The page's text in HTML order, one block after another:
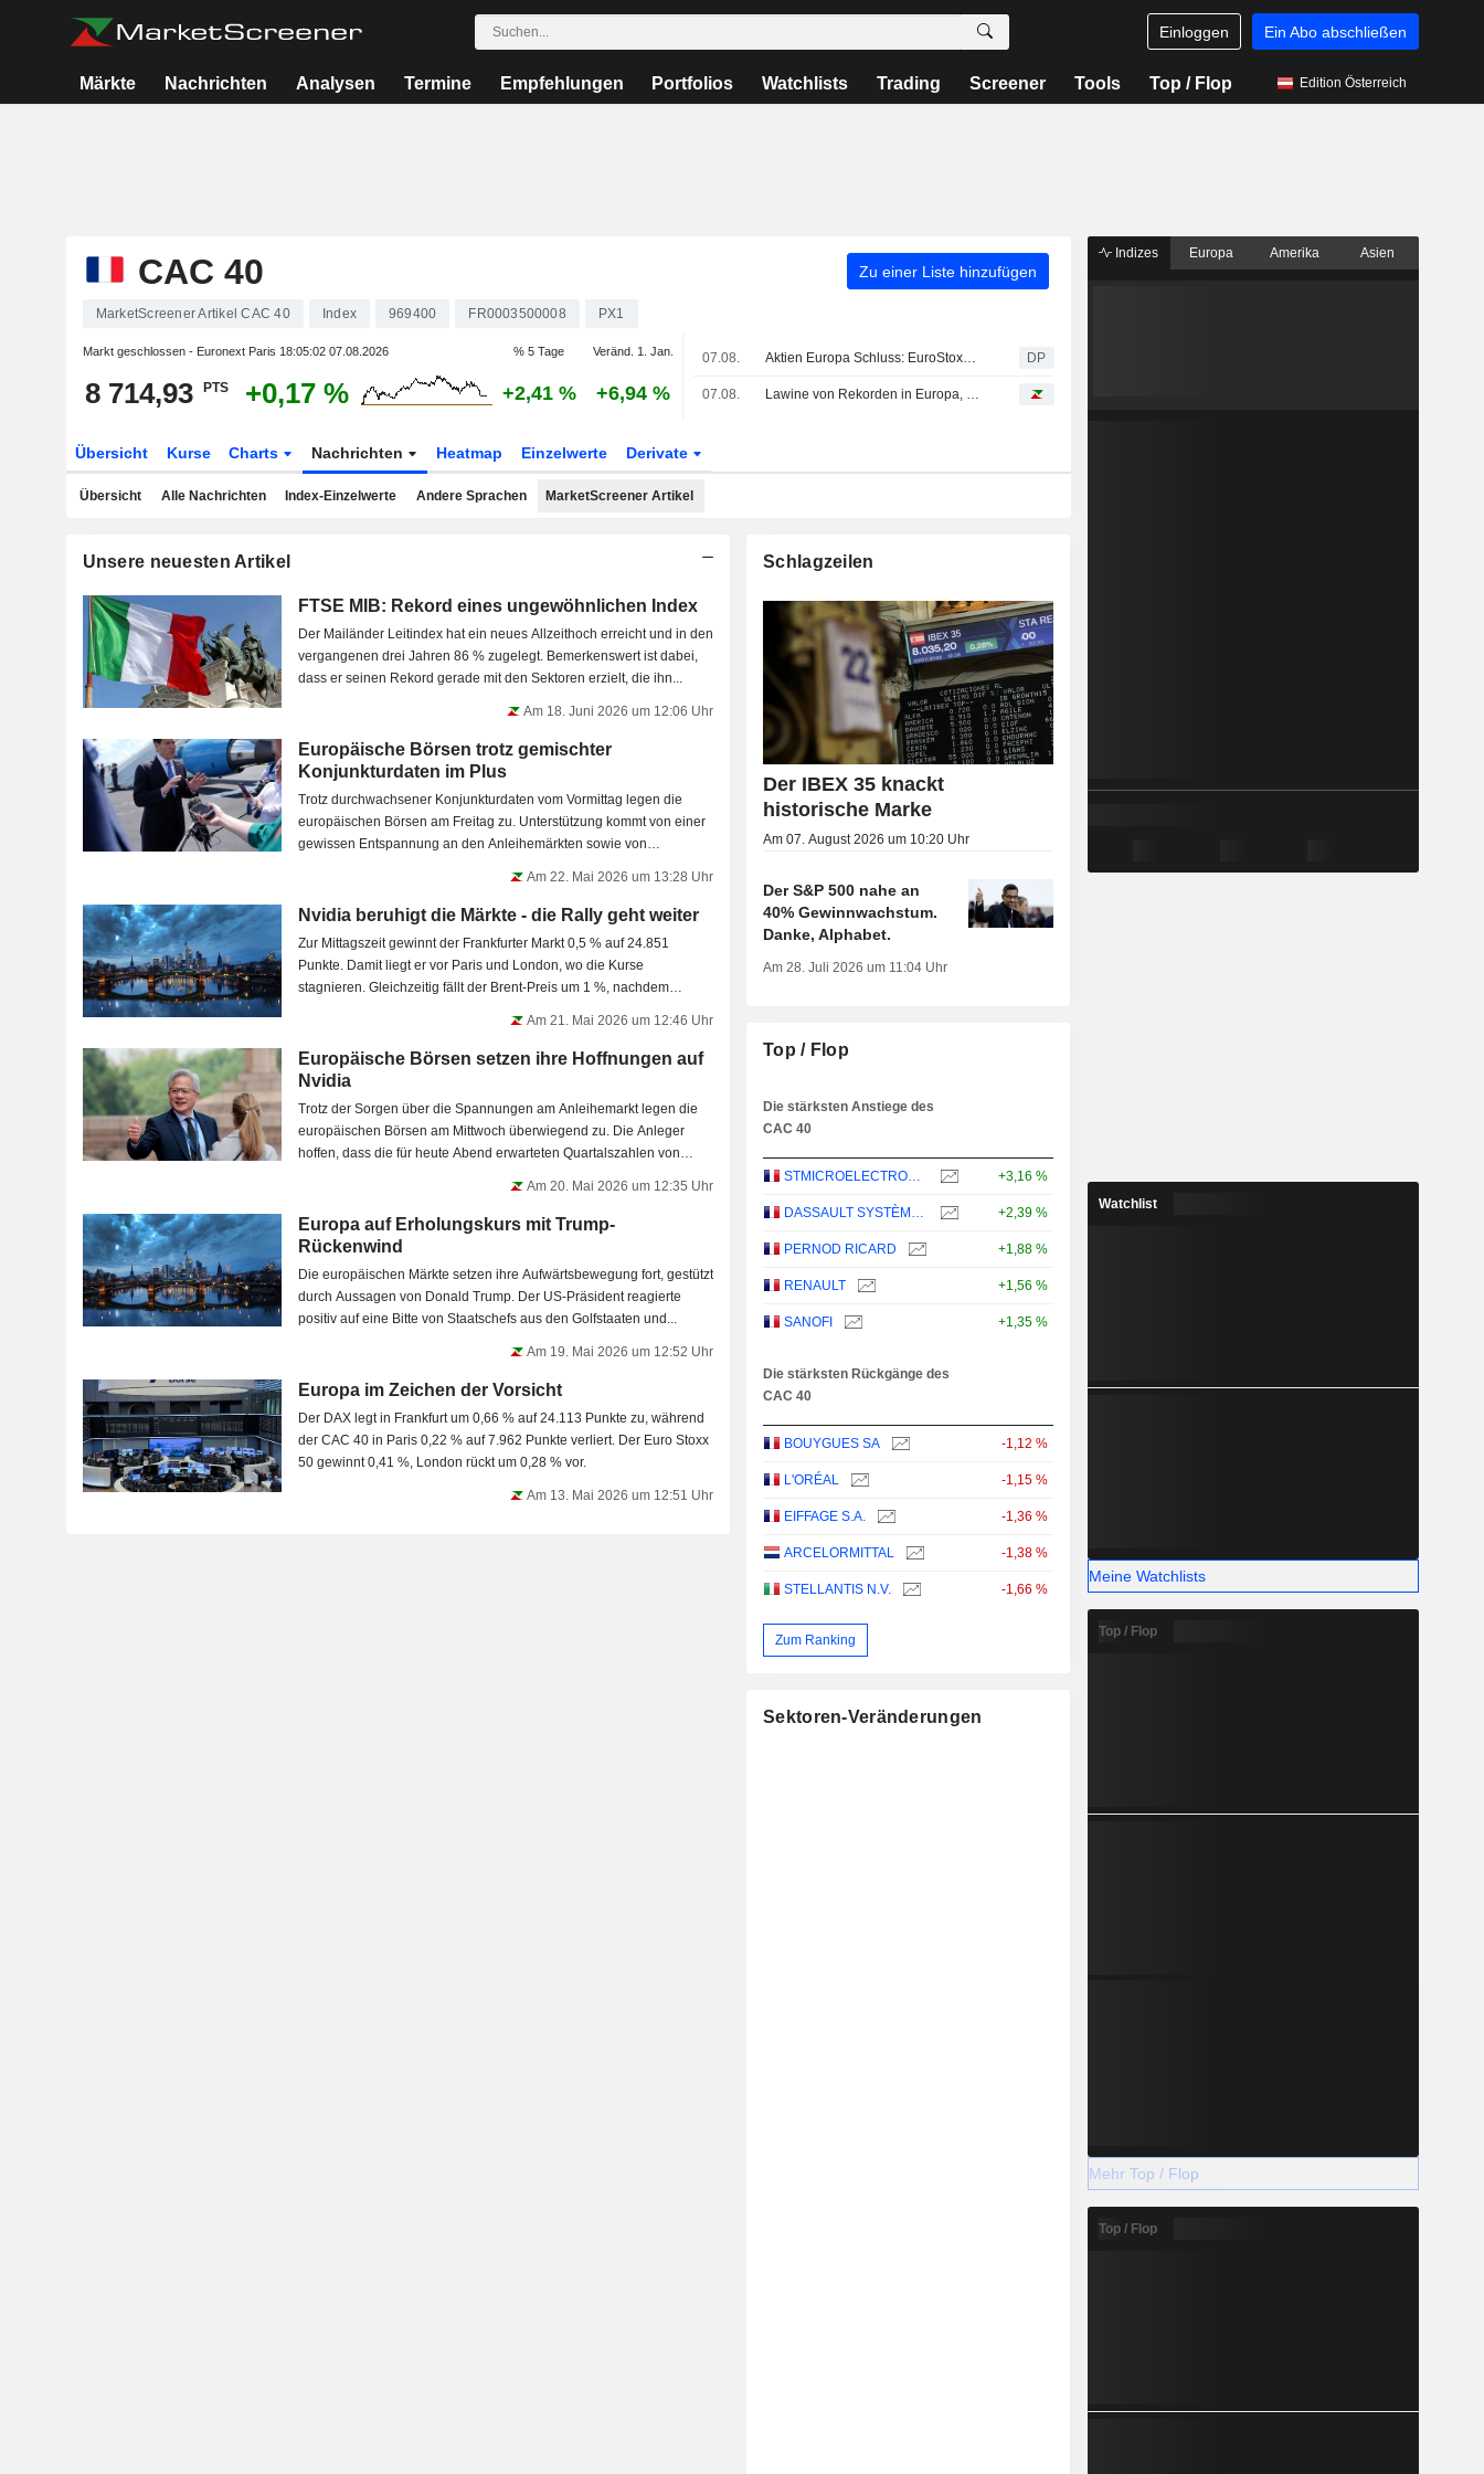
Einloggen Ein Abo abschließen
Märkte Nachrichten Analysen Termine Empfehlungen Portfolios Watchlists Trading Screener Tools Top / Flop Edition Österreich
CAC 40 Zu einer Liste hinzufügen
MarketScreener Artikel CAC 40 Index 969400 FR0003500008 PX1
Markt geschlossen - Euronext Paris 18:05:02 07.08.2026 % 5 Tage Veränd. 1. Jan.
8 714,93 PTS +0,17 % +2,41 % +6,94 %
07.08. Aktien Europa Schluss: EuroStoxx bleibt nach US-Jobdaten auf Rekordkurs DP
07.08. Lawine von Rekorden in Europa, CAC 40 auf Höchststand
Übersicht Kurse Charts Nachrichten Heatmap Einzelwerte Derivate
Übersicht Alle Nachrichten Index-Einzelwerte Andere Sprachen MarketScreener Artikel
Unsere neuesten Artikel
FTSE MIB: Rekord eines ungewöhnlichen Index
Der Mailänder Leitindex hat ein neues Allzeithoch erreicht und in den
vergangenen drei Jahren 86 % zugelegt. Bemerkenswert ist dabei,
dass er seinen Rekord gerade mit den Sektoren erzielt, die ihn...
Am 18. Juni 2026 um 12:06 Uhr
Europäische Börsen trotz gemischter
Konjunkturdaten im Plus
Trotz durchwachsener Konjunkturdaten vom Vormittag legen die
europäischen Börsen am Freitag zu. Unterstützung kommt von einer
gewissen Entspannung an den Anleihemärkten sowie von
Am 22. Mai 2026 um 13:28 Uhr
Nvidia beruhigt die Märkte - die Rally geht weiter
Zur Mittagszeit gewinnt der Frankfurter Markt 0,5 % auf 24.851
Punkte. Damit liegt er vor Paris und London, wo die Kurse
stagnieren. Gleichzeitig fällt der Brent-Preis um 1 %, nachdem
Am 21. Mai 2026 um 12:46 Uhr
Europäische Börsen setzen ihre Hoffnungen auf
Nvidia
Trotz der Sorgen über die Spannungen am Anleihemarkt legen die
europäischen Börsen am Mittwoch überwiegend zu. Die Anleger
hoffen, dass die für heute Abend erwarteten Quartalszahlen von
Am 20. Mai 2026 um 12:35 Uhr
Europa auf Erholungskurs mit Trump-
Rückenwind
Die europäischen Märkte setzen ihre Aufwärtsbewegung fort, gestützt
durch Aussagen von Donald Trump. Der US-Präsident reagierte
positiv auf eine Bitte von Staatschefs aus den Golfstaaten und...
Am 19. Mai 2026 um 12:52 Uhr
Europa im Zeichen der Vorsicht
Der DAX legt in Frankfurt um 0,66 % auf 24.113 Punkte zu, während
der CAC 40 in Paris 0,22 % auf 7.962 Punkte verliert. Der Euro Stoxx
50 gewinnt 0,41 %, London rückt um 0,28 % vor.
Am 13. Mai 2026 um 12:51 Uhr
Schlagzeilen
Der IBEX 35 knackt
historische Marke
Am 07. August 2026 um 10:20 Uhr
Der S&P 500 nahe an
40% Gewinnwachstum.
Danke, Alphabet.
Am 28. Juli 2026 um 11:04 Uhr
Top / Flop
Die stärksten Anstiege des
CAC 40
STMICROELECTRONICS N.V. +3,16 %
DASSAULT SYSTÈMES SE +2,39 %
PERNOD RICARD +1,88 %
RENAULT +1,56 %
SANOFI +1,35 %
Die stärksten Rückgänge des
CAC 40
BOUYGUES SA -1,12 %
L'ORÉAL -1,15 %
EIFFAGE S.A. -1,36 %
ARCELORMITTAL -1,38 %
STELLANTIS N.V. -1,66 %
Zum Ranking
Sektoren-Veränderungen
Indizes Europa Amerika Asien
Watchlist
Meine Watchlists
Top / Flop
Mehr Top / Flop
Top / Flop